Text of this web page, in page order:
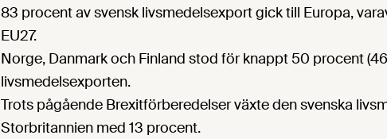
83 procent av svensk livsmedelsexport gick till Europa,
EU27.
Norge, Danmark och Finland stod för knappt 50 procent
livsmedelsexporten.
Trots pågående Brexitförberedelser växte den svenska
Storbritannien med 13 procent.